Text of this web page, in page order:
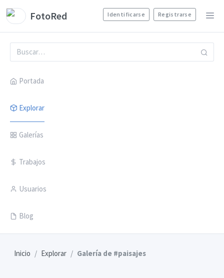
FotoRed Identificarse Registrarse
Portada
Explorar
Galerías
Trabajos
Usuarios
Blog
Inicio Explorar Galería de #paisajes